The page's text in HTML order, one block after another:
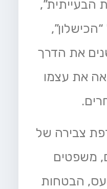
הבעייתית”,
את הדרך
את עצמו
צבירה של
משפטים
הבטחות